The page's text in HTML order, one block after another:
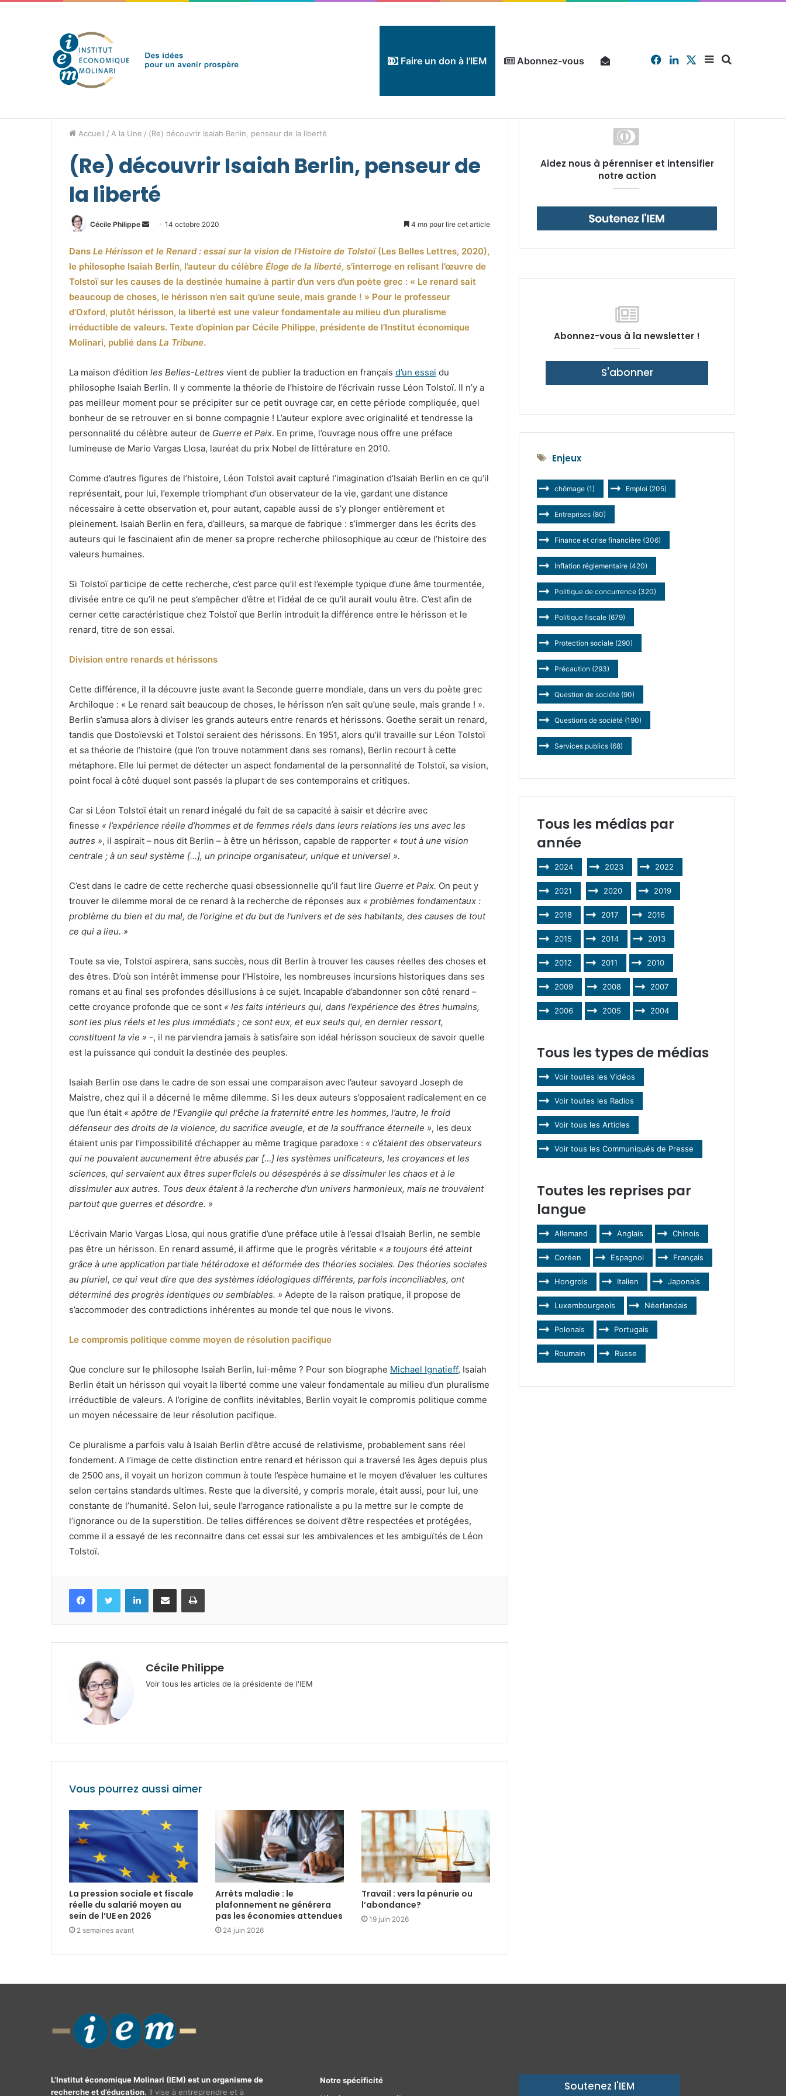
Faire un don à l’IEM Abonnez-vous Sidebar
X
Linkedin
Facebook
Accueil / A la Une / (Re) découvrir Isaiah Berlin, penseur de la liberté
(Re) découvrir Isaiah Berlin, penseur de
la liberté
Cécile Philippe
Envoyer
courriel
14 octobre 2020 4 mn pour lire cet article
Dans Le Hérisson et le Renard : essai sur la vision de l’Histoire de Tolstoï(Les Belles Lettres, 2020),
le philosophe Isaiah Berlin, l’auteur du célèbre Éloge de la liberté, s’interroge en relisant l’œuvre de
Tolstoï sur les causes de la destinée humaine à partir d’un vers d’un poète grec : « Le renard sait
beaucoup de choses, le hérisson n’en sait qu’une seule, mais grande ! » Pour le professeur
d’Oxford, plutôt hérisson, la liberté est une valeur fondamentale au milieu d’un pluralisme
irréductible de valeurs. Texte d’opinion par Cécile Philippe, présidente de l’Institut économique
Molinari, publié dans La Tribune.
La maison d’édition les Belles-Lettres vient de publier la traduction en français d’un essai du
philosophe Isaiah Berlin. Il y commente la théorie de l’histoire de l’écrivain russe Léon Tolstoï. Il n’y a
pas meilleur moment pour se précipiter sur ce petit ouvrage car, en cette période compliquée, quel
bonheur de se retrouver en si bonne compagnie ! L’auteur explore avec originalité et tendresse la
personnalité du célèbre auteur de Guerre et Paix. En prime, l’ouvrage nous offre une préface
lumineuse de Mario Vargas Llosa, lauréat du prix Nobel de littérature en 2010.
Comme d’autres figures de l’histoire, Léon Tolstoï avait capturé l’imagination d’Isaiah Berlin en ce qu’il
représentait, pour lui, l’exemple triomphant d’un observateur de la vie, gardant une distance
nécessaire à cette observation et, pour autant, capable aussi de s’y plonger entièrement et
pleinement. Isaiah Berlin en fera, d’ailleurs, sa marque de fabrique : s’immerger dans les écrits des
auteurs qui le fascinaient afin de mener sa propre recherche philosophique au cœur de l’histoire des
valeurs humaines.
Si Tolstoï participe de cette recherche, c’est parce qu’il est l’exemple typique d’une âme tourmentée,
divisée entre ce qu’il ne peut s’empêcher d’être et l’idéal de ce qu’il aurait voulu être. C’est afin de
cerner cette caractéristique chez Tolstoï que Berlin introduit la différence entre le hérisson et le
renard, titre de son essai.
Division entre renards et hérissons
Cette différence, il la découvre juste avant la Seconde guerre mondiale, dans un vers du poète grec
Archiloque : « Le renard sait beaucoup de choses, le hérisson n’en sait qu’une seule, mais grande ! ».
Berlin s’amusa alors à diviser les grands auteurs entre renards et hérissons. Goethe serait un renard,
tandis que Dostoïevski et Tolstoï seraient des hérissons. En 1951, alors qu’il travaille sur Léon Tolstoï
et sa théorie de l’histoire (que l’on trouve notamment dans ses romans), Berlin recourt à cette
métaphore. Elle lui permet de détecter un aspect fondamental de la personnalité de Tolstoï, sa vision,
point focal à côté duquel sont passés la plupart de ses contemporains et critiques.
Car si Léon Tolstoï était un renard inégalé du fait de sa capacité à saisir et décrire avec
finesse « l’expérience réelle d’hommes et de femmes réels dans leurs relations les uns avec les
autres », il aspirait – nous dit Berlin – à être un hérisson, capable de rapporter « tout à une vision
centrale ; à un seul système […], un principe organisateur, unique et universel ».
C’est dans le cadre de cette recherche quasi obsessionnelle qu’il faut lire Guerre et Paix. On peut y
trouver le dilemme moral de ce renard à la recherche de réponses aux « problèmes fondamentaux :
problème du bien et du mal, de l’origine et du but de l’univers et de ses habitants, des causes de tout
ce qui a lieu. »
Toute sa vie, Tolstoï aspirera, sans succès, nous dit Berlin à trouver les causes réelles des choses et
des êtres. D’où son intérêt immense pour l’Histoire, les nombreuses incursions historiques dans ses
romans et au final ses profondes désillusions à ce sujet. Incapable d’abandonner son côté renard –
cette croyance profonde que ce sont « les faits intérieurs qui, dans l’expérience des êtres humains,
sont les plus réels et les plus immédiats ; ce sont eux, et eux seuls qui, en dernier ressort,
constituent la vie » -, il ne parviendra jamais à satisfaire son idéal hérisson soucieux de savoir quelle
est la puissance qui conduit la destinée des peuples.
Isaiah Berlin ose dans le cadre de son essai une comparaison avec l’auteur savoyard Joseph de
Maistre, chez qui il a décerné le même dilemme. Si les deux auteurs s’opposaient radicalement en ce
que l’un était « apôtre de l’Evangile qui prêche la fraternité entre les hommes, l’autre, le froid
défenseur des droits de la violence, du sacrifice aveugle, et de la souffrance éternelle », les deux
étaient unis par l’impossibilité d’échapper au même tragique paradoxe : « c’étaient des observateurs
qui ne pouvaient aucunement être abusés par […] les systèmes unificateurs, les croyances et les
sciences, qui servaient aux êtres superficiels ou désespérés à se dissimuler les chaos et à le
dissimuler aux autres. Tous deux étaient à la recherche d’un univers harmonieux, mais ne trouvaient
partout que guerres et désordre. »
L’écrivain Mario Vargas Llosa, qui nous gratifie d’une préface utile à l’essai d’Isaiah Berlin, ne semble
pas être un hérisson. En renard assumé, il affirme que le progrès véritable « a toujours été atteint
grâce à une application partiale hétérodoxe et déformée des théories sociales. Des théories sociales
au pluriel, ce qui veut dire que des systèmes idéologiques différents, parfois inconciliables, ont
déterminé des progrès identiques ou semblables. » Adepte de la raison pratique, il propose de
s’accommoder des contradictions inhérentes au monde tel que nous le vivons.
Le compromis politique comme moyen de résolution pacifique
Que conclure sur le philosophe Isaiah Berlin, lui-même ? Pour son biographe Michael Ignatieff, Isaiah
Berlin était un hérisson qui voyait la liberté comme une valeur fondamentale au milieu d’un pluralisme
irréductible de valeurs. A l’origine de conflits inévitables, Berlin voyait le compromis politique comme
un moyen nécessaire de leur résolution pacifique.
Ce pluralisme a parfois valu à Isaiah Berlin d’être accusé de relativisme, probablement sans réel
fondement. A l’image de cette distinction entre renard et hérisson qui a traversé les âges depuis plus
de 2500 ans, il voyait un horizon commun à toute l’espèce humaine et le moyen d’évaluer les cultures
selon certains standards ultimes. Reste que la diversité, y compris morale, était aussi, pour lui, une
constante de l’humanité. Selon lui, seule l’arrogance rationaliste a pu la mettre sur le compte de
l’ignorance ou de la superstition. De telles différences se doivent d’être respectées et protégées,
comme il a essayé de les reconnaitre dans cet essai sur les ambivalences et les ambiguïtés de Léon
Tolstoï.
FacebookTwitter LinkedinPartagez par mail Imprimez
Cécile Philippe
Voir tous les articles de la présidente de l'IEM
Vous pourrez aussi aimer
La pression sociale et fiscale
réelle du salarié moyen au
sein de l’UE en 2026
2 semaines avant
Arrêts maladie : le
plafonnement ne générera
pas les économies attendues
24 juin 2026
Travail : vers la pénurie ou
l’abondance?
19 juin 2026
Aidez nous à pérenniser et intensifier
notre action
Abonnez-vous à la newsletter !
S'abonner
Enjeux
chômage (1) Emploi (205)
Entreprises (80)
Finance et crise financière (306)
Inflation réglementaire (420)
Politique de concurrence (320)
Politique fiscale (679)
Protection sociale (290)
Précaution (293)
Question de société (90)
Questions de société (190)
Services publics (68)
Tous les médias par
année
2024 2023 2022
2021 2020 2019
2018 2017 2016
2015 2014 2013
2012 2011 2010
2009 2008 2007
2006 2005 2004
Tous les types de médias
Voir toutes les Vidéos
Voir toutes les Radios
Voir tous les Articles
Voir tous les Communiqués de Presse
Toutes les reprises par
langue
Allemand Anglais Chinois
Coréen Espagnol Français
Hongrois Italien Japonais
Luxembourgeois Néerlandais
Polonais Portugais
Roumain Russe
L’Institut économique Molinari (IEM) est un organisme de
recherche et d’éducation. Il vise à entreprendre et à
Notre spécificité
Soutenez l'IEM